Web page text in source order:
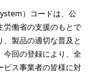
）コードは、公
労働省の支援のもとで
製品の適切な普及と
回の登録により、全
ビス事業者の皆様に対